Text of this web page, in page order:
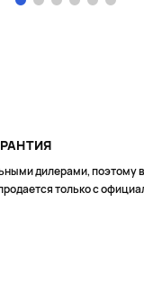
дилерами, поэтому
только с